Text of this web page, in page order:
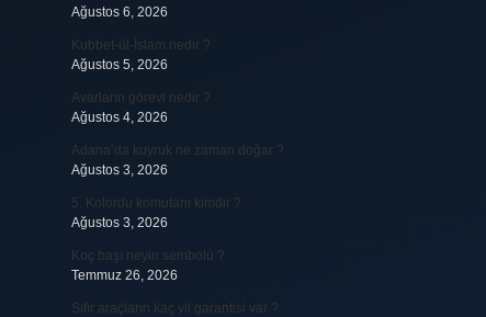
Ağustos 6, 2026
Kubbet-ül-İslam nedir ?
Ağustos 5, 2026
Avarların görevi nedir ?
Ağustos 4, 2026
Adana’da kuyruk ne zaman doğar ?
Ağustos 3, 2026
5. Kolordu komutanı kimdir ?
Ağustos 3, 2026
Koç başı neyin sembolü ?
Temmuz 26, 2026
Sıfır araçların kaç yıl garantisi var ?